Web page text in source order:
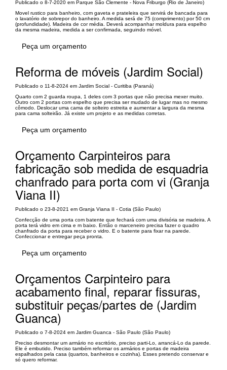
Publicado o 8-7-2020 em Parque São Clemente - Nova Friburgo (Rio de Janeiro)
Movel rustico para banheiro, com gaveta e prateleira que servirá de bancada para
o lavatório de sobrepor do banheiro. A medida será de 75 (comprimento) por 50 cm
(profundidade). Madeira de cor média. Deverá acompanhar moldura para espelho
da mesma madeira, medida a ser confirmada, seguindo móvel.
Peça um orçamento
Reforma de móveis (Jardim Social)
Publicado o 11-8-2024 em Jardim Social - Curitiba (Paraná)
Quarto com 2 guarda roupa, 1 deles com 3 portas que não precisa mexer muito.
Outro com 2 portas com espelho que precisa ser mudado de lugar mas no mesmo
cômodo. Deslocar uma cama de solteiro estreita e aumentar a largura da mesma
para cama solteirão. Já existe um projeto e as medidas corretas.
Peça um orçamento
Orçamento Carpinteiros para
fabricação sob medida de esquadria
chanfrado para porta com vi (Granja
Viana II)
Publicado o 23-8-2021 em Granja Viana II - Cotia (São Paulo)
Confecção de uma porta com batente que fechará com uma divisória se madeira. A
porta terá vidro em cima e m baixo. Então o marceneiro precisa fazer o quadro
chanfrado da porta para receber o vidro. E o batente para fixar na parede.
Confeccionar e entregar peça pronta.
Peça um orçamento
Orçamentos Carpinteiro para
acabamento final, reparar fissuras,
substituir peças/partes de (Jardim
Guanca)
Publicado o 7-8-2024 em Jardim Guanca - São Paulo (São Paulo)
Preciso desmontar um armário no escritório, preciso parti-Lo, arrancá-Lo da parede.
Ele é embutido. Preciso também reformar os armários e portas de madeira
espalhados pela casa (quartos, banheiros e cozinha). Esses pretendo conservar e
só quero reformar.